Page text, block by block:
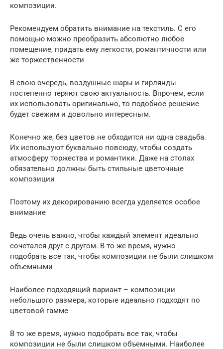
композиции.
Рекомендуем обратить внимание на текстиль. С его
помощью можно преобразить абсолютно любое
помещение, придать ему легкости, романтичности или
же торжественности
В свою очередь, воздушные шары и гирлянды
постепенно теряют свою актуальность. Впрочем, если
их использовать оригинально, то подобное решение
будет свежим и довольно интересным.
Конечно же, без цветов не обходится ни одна свадьба.
Их используют буквально повсюду, чтобы создать
атмосферу торжества и романтики. Даже на столах
обязательно должны быть стильные цветочные
композиции
Поэтому их декорированию всегда уделяется особое
внимание
Ведь очень важно, чтобы каждый элемент идеально
сочетался друг с другом. В то же время, нужно
подобрать все так, чтобы композиции не были слишком
объемными
Наиболее подходящий вариант – композиции
небольшого размера, которые идеально подходят по
цветовой гамме
В то же время, нужно подобрать все так, чтобы
композиции не были слишком объемными. Наиболее